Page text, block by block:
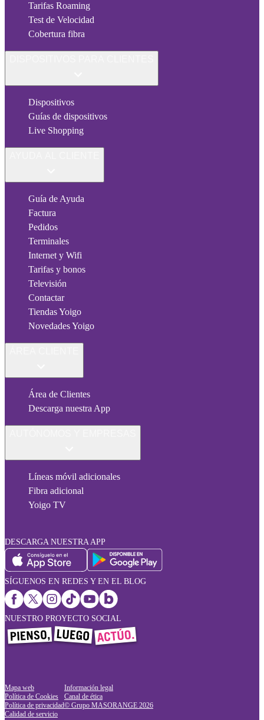
Tarifas Roaming
Test de Velocidad
Cobertura fibra
Dispositivos
Guías de dispositivos
Live Shopping
Guía de Ayuda
Factura
Pedidos
Terminales
Internet y Wifi
Tarifas y bonos
Televisión
Contactar
Tiendas Yoigo
Novedades Yoigo
Área de Clientes
Descarga nuestra App
Líneas móvil adicionales
Fibra adicional
Yoigo TV
DESCARGA NUESTRA APP
SÍGUENOS EN REDES Y EN EL BLOG
NUESTRO PROYECTO SOCIAL
Mapa web
Política de Cookies
Política de privacidad
Calidad de servicio
Información legal
Canal de ética
© Grupo MASORANGE 2026